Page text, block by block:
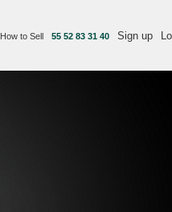
How to Sell 55 52 83 31 40 Sign up